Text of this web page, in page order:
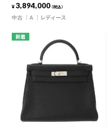
¥3,894,000（税込）
中古 A レディース
新着